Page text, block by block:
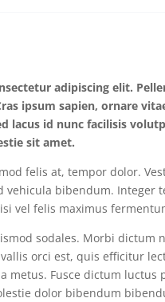
adipiscing elit.
ipsum sapien, ornare
lacus id nunc facilisis
sit amet.
felis at, tempor dolor.
vehicula bibendum. Integer
vel felis maximus
sodales. Morbi dictum
orci est, quis efficitur
metus. Fusce dictum luctus
dolor bibendum